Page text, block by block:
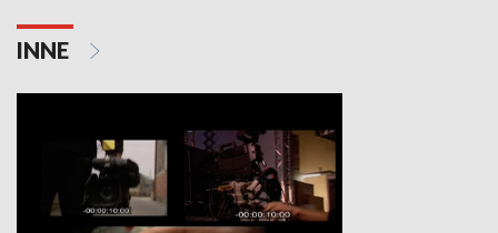
INNE